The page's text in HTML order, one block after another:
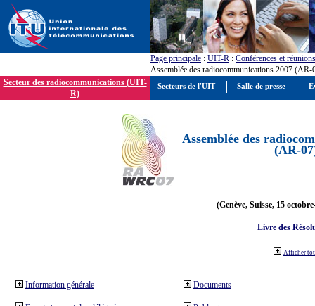
Page principale : UIT-R : Conférences et réunions
Assemblée des radiocommunications 2007 (AR-
Secteur des radiocommunications (UIT-
R)
Assemblée des
(AR-
(Genève, Suisse, 15
Livre des
Afficher
Information générale Documents
Secteurs de l'UIT Salle de presse